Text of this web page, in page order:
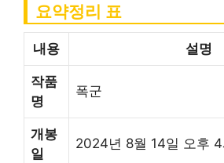
요약정리 표
내용 설명
작품
명
폭군
개봉
일
2024년 8월 14일 오후 4